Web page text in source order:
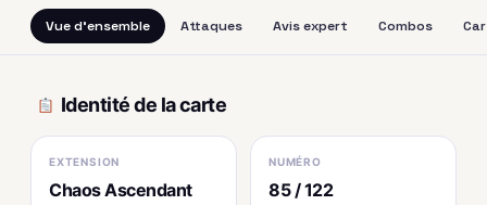
Vue d'ensemble Attaques Avis expert Combos
Identité de la carte
EXTENSION
Chaos Ascendant
NUMÉRO
85 / 122